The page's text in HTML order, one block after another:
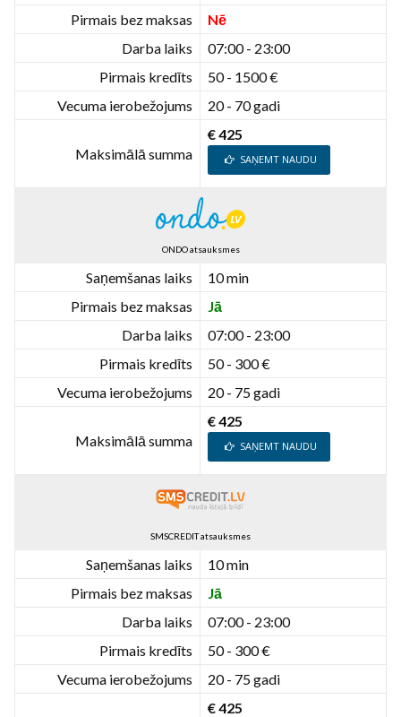
Pirmais bez maksas
Nē
Darba laiks
07:00 - 23:00
Pirmais kredīts
50 - 1500 €
Vecuma ierobežojums
20 - 70 gadi
Maksimālā summa
€ 425
SAŅEMT NAUDU
ONDO atsauksmes
Saņemšanas laiks
10 min
Pirmais bez maksas
Jā
Darba laiks
07:00 - 23:00
Pirmais kredīts
50 - 300 €
Vecuma ierobežojums
20 - 75 gadi
Maksimālā summa
€ 425
SAŅEMT NAUDU
SMSCREDIT atsauksmes
Saņemšanas laiks
10 min
Pirmais bez maksas
Jā
Darba laiks
07:00 - 23:00
Pirmais kredīts
50 - 300 €
Vecuma ierobežojums
20 - 75 gadi
€ 425